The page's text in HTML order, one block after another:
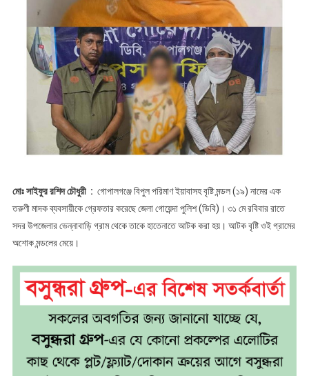
মোঃ সাইফুর রশিদ চৌধুরী : গোপালগঞ্জে বিপুল পরিমাণ ইয়াবাসহ বৃষ্টি মন্ডল (১৯) নামের এক
তরুণী মাদক ব্যবসায়ীকে গ্রেফতার করেছে জেলা গোয়েন্দা পুলিশ (ডিবি)। ৩১ মে রবিবার রাতে
সদর উপজেলার ভেন্নাবাড়ি গ্রাম থেকে তাকে হাতেনাতে আটক করা হয়। আটক বৃষ্টি ওই গ্রামের
অশোক মন্ডলের মেয়ে।